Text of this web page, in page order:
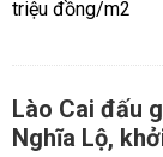
Lào Cai đấu
Nghĩa Lộ,